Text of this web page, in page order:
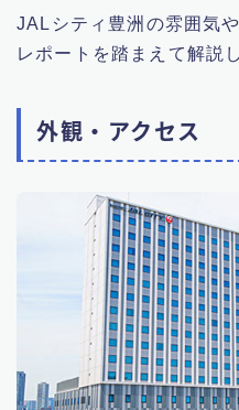
JALシティ豊洲の雰囲気
レポートを踏まえて解説
外観・アクセス